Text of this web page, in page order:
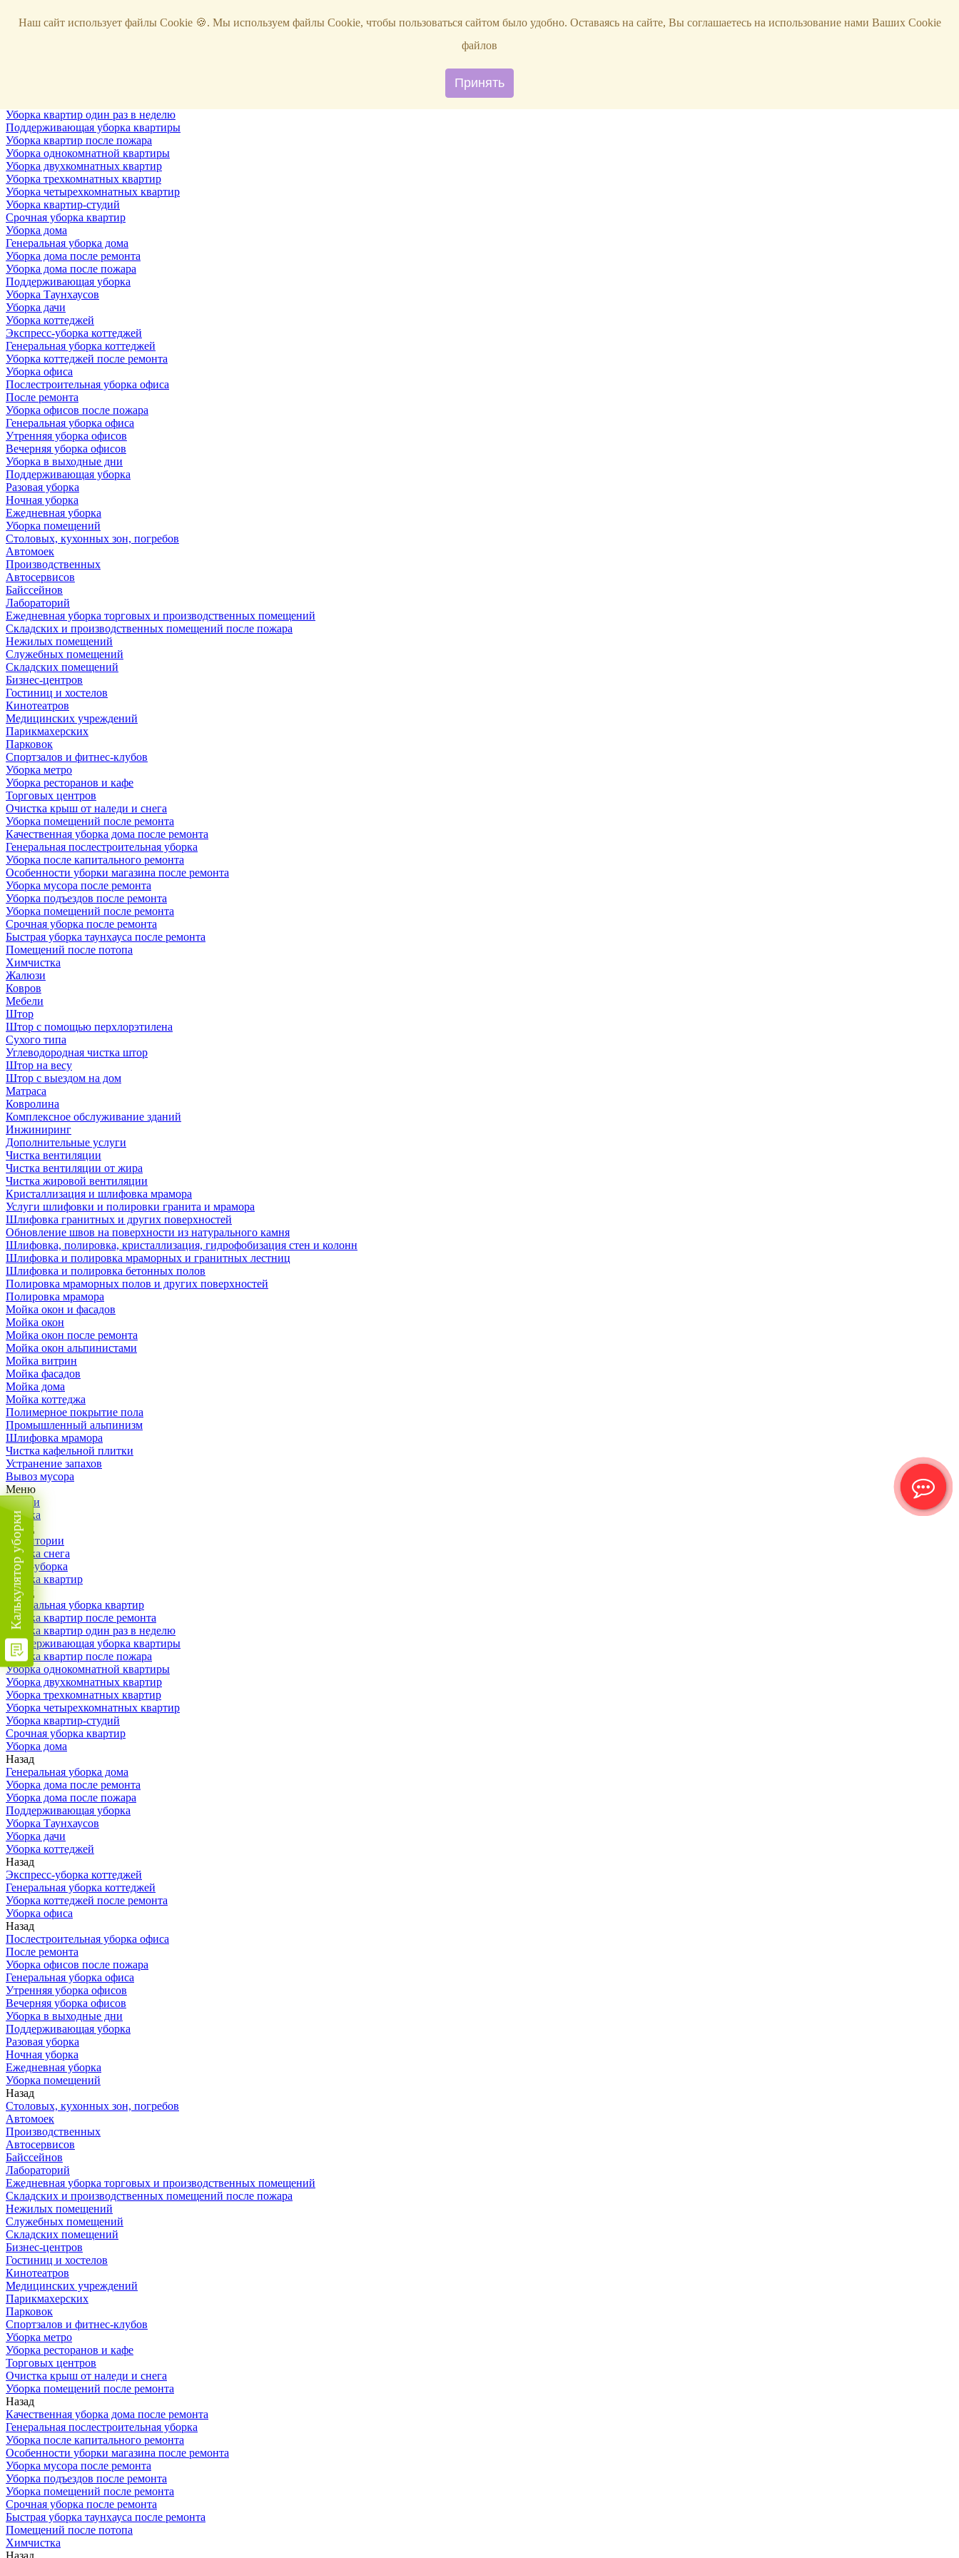
Уборка
Уборка квартир один раз в неделю
Поддерживающая уборка квартиры
Уборка квартир после пожара
Уборка однокомнатной квартиры
Уборка двухкомнатных квартир
Уборка трехкомнатных квартир
Уборка четырехкомнатных квартир
Уборка квартир-студий
Срочная уборка квартир
Уборка дома
Генеральная уборка дома
Уборка дома после ремонта
Уборка дома после пожара
Поддерживающая уборка
Уборка Таунхаусов
Уборка дачи
Уборка коттеджей
Экспресс-уборка коттеджей
Генеральная уборка коттеджей
Уборка коттеджей после ремонта
Уборка офиса
Послестроительная уборка офиса
После ремонта
Уборка офисов после пожара
Генеральная уборка офиса
Утренняя уборка офисов
Вечерняя уборка офисов
Уборка в выходные дни
Поддерживающая уборка
Разовая уборка
Ночная уборка
Ежедневная уборка
Уборка помещений
Столовых, кухонных зон, погребов
Автомоек
Производственных
Автосервисов
Байссейнов
Лабораторий
Ежедневная уборка торговых и производственных помещений
Складских и производственных помещений после пожара
Нежилых помещений
Служебных помещений
Складских помещений
Бизнес-центров
Гостиниц и хостелов
Кинотеатров
Медицинских учреждений
Парикмахерских
Парковок
Спортзалов и фитнес-клубов
Уборка метро
Уборка ресторанов и кафе
Торговых центров
Очистка крыш от наледи и снега
Уборка помещений после ремонта
Качественная уборка дома после ремонта
Генеральная послестроительная уборка
Уборка после капитального ремонта
Особенности уборки магазина после ремонта
Уборка мусора после ремонта
Уборка подъездов после ремонта
Уборка помещений после ремонта
Срочная уборка после ремонта
Быстрая уборка таунхауса после ремонта
Помещений после потопа
Химчистка
Жалюзи
Ковров
Мебели
Штор
Штор с помощью перхлорэтилена
Сухого типа
Углеводородная чистка штор
Штор на весу
Штор с выездом на дом
Матраса
Ковролина
Комплексное обслуживание зданий
Инжиниринг
Дополнительные услуги
Чистка вентиляции
Чистка вентиляции от жира
Чистка жировой вентиляции
Кристаллизация и шлифовка мрамора
Услуги шлифовки и полировки гранита и мрамора
Шлифовка гранитных и других поверхностей
Обновление швов на поверхности из натурального камня
Шлифовка, полировка, кристаллизация, гидрофобизация стен и колонн
Шлифовка и полировка мраморных и гранитных лестниц
Шлифовка и полировка бетонных полов
Полировка мраморных полов и других поверхностей
Полировка мрамора
Мойка окон и фасадов
Мойка окон
Мойка окон после ремонта
Мойка окон альпинистами
Мойка витрин
Мойка фасадов
Мойка дома
Мойка коттеджа
Полимерное покрытие пола
Промышленный альпинизм
Шлифовка мрамора
Чистка кафельной плитки
Устранение запахов
Вывоз мусора
Меню
Услуги
Уборка
Назад
Территории
Уборка снега
ВИП-уборка
Уборка квартир
Назад
Генеральная уборка квартир
Уборка квартир после ремонта
Уборка квартир один раз в неделю
Поддерживающая уборка квартиры
Уборка квартир после пожара
Уборка однокомнатной квартиры
Уборка двухкомнатных квартир
Уборка трехкомнатных квартир
Уборка четырехкомнатных квартир
Уборка квартир-студий
Срочная уборка квартир
Уборка дома
Назад
Генеральная уборка дома
Уборка дома после ремонта
Уборка дома после пожара
Поддерживающая уборка
Уборка Таунхаусов
Уборка дачи
Уборка коттеджей
Назад
Экспресс-уборка коттеджей
Генеральная уборка коттеджей
Уборка коттеджей после ремонта
Уборка офиса
Назад
Послестроительная уборка офиса
После ремонта
Уборка офисов после пожара
Генеральная уборка офиса
Утренняя уборка офисов
Вечерняя уборка офисов
Уборка в выходные дни
Поддерживающая уборка
Разовая уборка
Ночная уборка
Ежедневная уборка
Уборка помещений
Назад
Столовых, кухонных зон, погребов
Автомоек
Производственных
Автосервисов
Байссейнов
Лабораторий
Ежедневная уборка торговых и производственных помещений
Складских и производственных помещений после пожара
Нежилых помещений
Служебных помещений
Складских помещений
Бизнес-центров
Гостиниц и хостелов
Кинотеатров
Медицинских учреждений
Парикмахерских
Парковок
Спортзалов и фитнес-клубов
Уборка метро
Уборка ресторанов и кафе
Торговых центров
Очистка крыш от наледи и снега
Уборка помещений после ремонта
Назад
Качественная уборка дома после ремонта
Генеральная послестроительная уборка
Уборка после капитального ремонта
Особенности уборки магазина после ремонта
Уборка мусора после ремонта
Уборка подъездов после ремонта
Уборка помещений после ремонта
Срочная уборка после ремонта
Быстрая уборка таунхауса после ремонта
Помещений после потопа
Химчистка
Назад
Калькулятор уборки
Наш сайт использует файлы Cookie 🍪. Мы используем файлы Cookie, чтобы пользоваться сайтом было удобно. Оставаясь на сайте, Вы соглашаетесь на использование нами Ваших Cookie
файлов
Принять